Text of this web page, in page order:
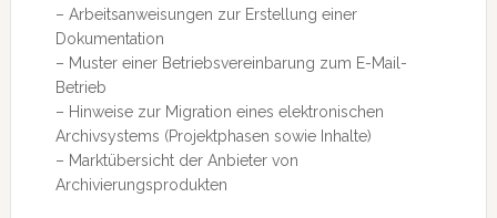
– Arbeitsanweisungen zur Erstellung einer
Dokumentation
– Muster einer Betriebsvereinbarung zum E-Mail-
Betrieb
– Hinweise zur Migration eines elektronischen
Archivsystems (Projektphasen sowie Inhalte)
– Marktübersicht der Anbieter von
Archivierungsprodukten